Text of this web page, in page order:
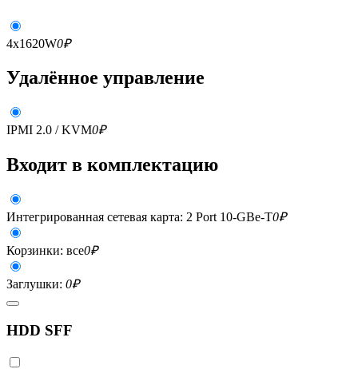
4x1620W0₽
Удалённое управление
IPMI 2.0 / KVM0₽
Входит в комплектацию
Интегрированная сетевая карта: 2 Port 10-GBe-T0₽
Корзинки: все0₽
Заглушки: 0₽
HDD SFF